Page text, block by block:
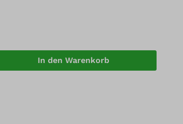
Gib den gewünschten Wert
In den Warenkorb